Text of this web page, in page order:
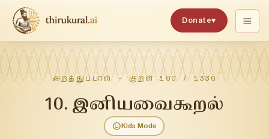
Donate♥
அறத்துப்பால்· குறள்100/ 1330
10.இனியவைகூறல்
Kids Mode